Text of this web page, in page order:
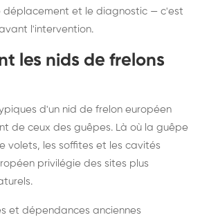
déplacement et le diagnostic — c'est
l'intervention.
les nids de frelons
d'un nid de frelon européen
de ceux des guêpes. Là où la guêpe
volets, les soffites et les cavités
privilégie des sites plus
et dépendances anciennes